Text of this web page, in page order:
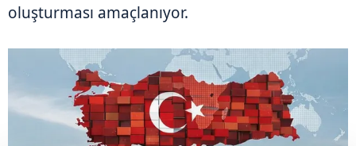
oluşturması amaçlanıyor.